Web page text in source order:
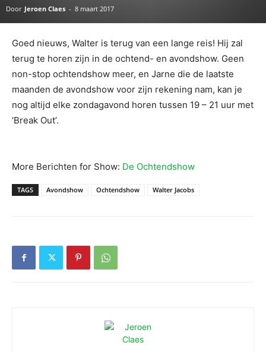
Door Jeroen Claes - 8 maart 2017
Goed nieuws, Walter is terug van een lange reis! Hij zal
terug te horen zijn in de ochtend- en avondshow. Geen
non-stop ochtendshow meer, en Jarne die de laatste
maanden de avondshow voor zijn rekening nam, kan je
nog altijd elke zondagavond horen tussen 19 – 21 uur met
‘Break Out’.
More Berichten for Show: De Ochtendshow
TAGS Avondshow Ochtendshow Walter Jacobs